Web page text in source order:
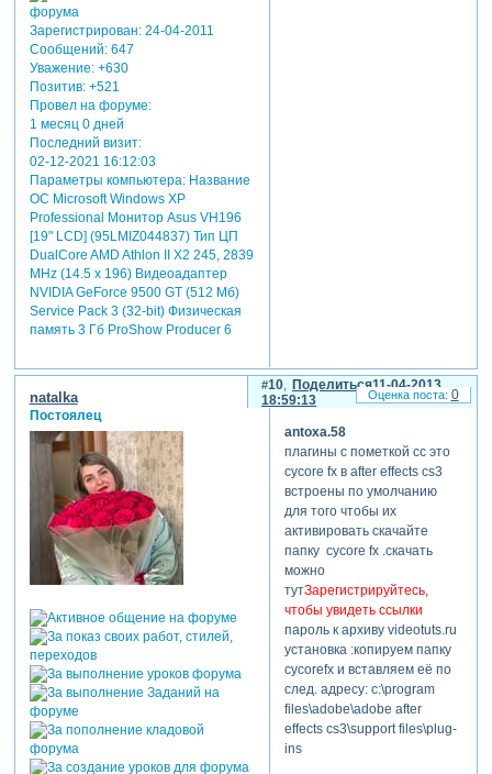
Зарегистрирован: 24-04-2011
Сообщений:647
Уважение: +630
Позитив: +521
Провел на форуме:
1 месяц 0 дней
Последний визит:
02-12-2021 16:12:03
Параметры компьютера:Название
ОС Microsoft Windows XP
Professional Монитор Asus VH196
[19" LCD] (95LMIZ044837) Тип ЦП
DualCore AMD Athlon II X2 245, 2839
MHz (14.5 x 196) Видеоадаптер
NVIDIA GeForce 9500 GT (512 Мб)
Service Pack 3 (32-bit) Физическая
память 3 Гб ProShow Producer 6
Поделиться
10
11-04-2013
18:59:13
natalka
Постоялец
antoxa.58
плагины с пометкой сс это
cycore fx в after effects cs3
встроены по умолчанию
для того чтобы их
активировать скачайте
папку cycore fx .скачать
можно
тутЗарегистрируйтесь,
чтобы увидеть ссылки
пароль к архиву videotuts.ru
установка :копируем папку
cycorefx и вставляем её по
след. адресу: c:\program
files\adobe\adobe after
effects cs3\support files\plug-
ins
0